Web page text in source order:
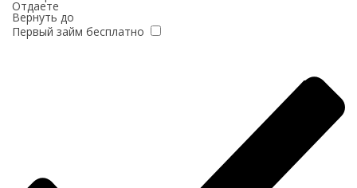
Отдаете
Вернуть до
Первый займ бесплатно